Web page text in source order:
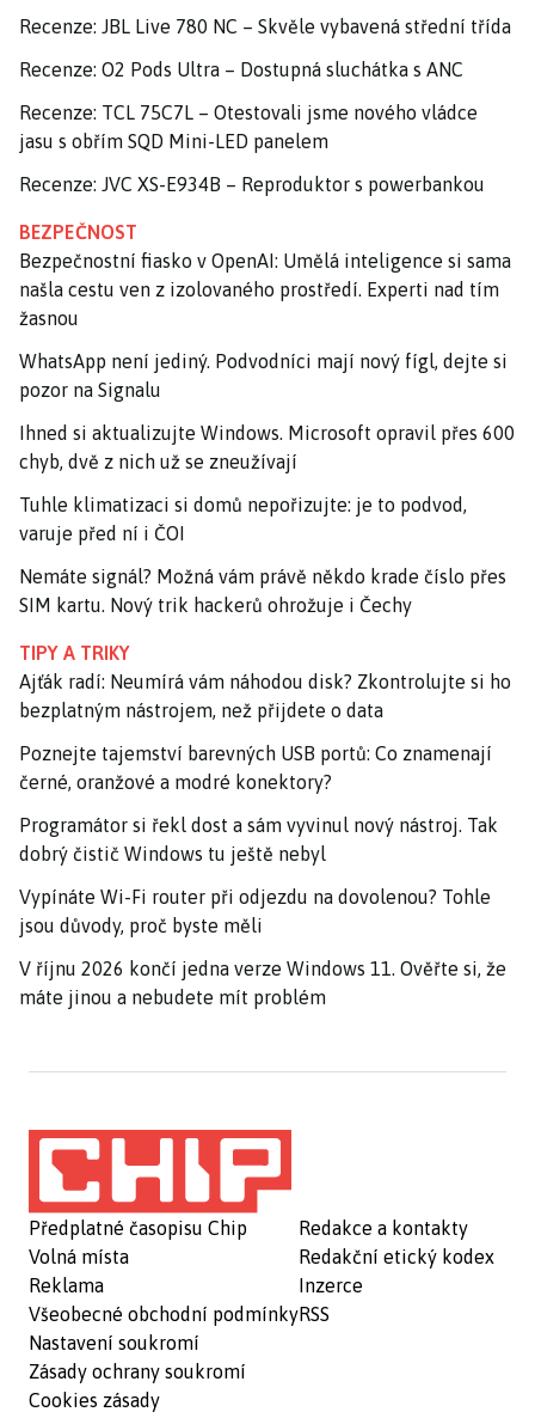
Recenze: JBL Live 780 NC – Skvěle vybavená střední třída
Recenze: O2 Pods Ultra – Dostupná sluchátka s ANC
Recenze: TCL 75C7L – Otestovali jsme nového vládce
jasu s obřím SQD Mini-LED panelem
Recenze: JVC XS-E934B – Reproduktor s powerbankou
BEZPEČNOST
Bezpečnostní fiasko v OpenAI: Umělá inteligence si sama
našla cestu ven z izolovaného prostředí. Experti nad tím
žasnou
WhatsApp není jediný. Podvodníci mají nový fígl, dejte si
pozor na Signalu
Ihned si aktualizujte Windows. Microsoft opravil přes 600
chyb, dvě z nich už se zneužívají
Tuhle klimatizaci si domů nepořizujte: je to podvod,
varuje před ní i ČOI
Nemáte signál? Možná vám právě někdo krade číslo přes
SIM kartu. Nový trik hackerů ohrožuje i Čechy
TIPY A TRIKY
Ajťák radí: Neumírá vám náhodou disk? Zkontrolujte si ho
bezplatným nástrojem, než přijdete o data
Poznejte tajemství barevných USB portů: Co znamenají
černé, oranžové a modré konektory?
Programátor si řekl dost a sám vyvinul nový nástroj. Tak
dobrý čistič Windows tu ještě nebyl
Vypínáte Wi-Fi router při odjezdu na dovolenou? Tohle
jsou důvody, proč byste měli
V říjnu 2026 končí jedna verze Windows 11. Ověřte si, že
máte jinou a nebudete mít problém
Předplatné časopisu Chip
Volná místa
Reklama
Všeobecné obchodní podmínky
Nastavení soukromí
Zásady ochrany soukromí
Cookies zásady
Redakce a kontakty
Redakční etický kodex
Inzerce
RSS